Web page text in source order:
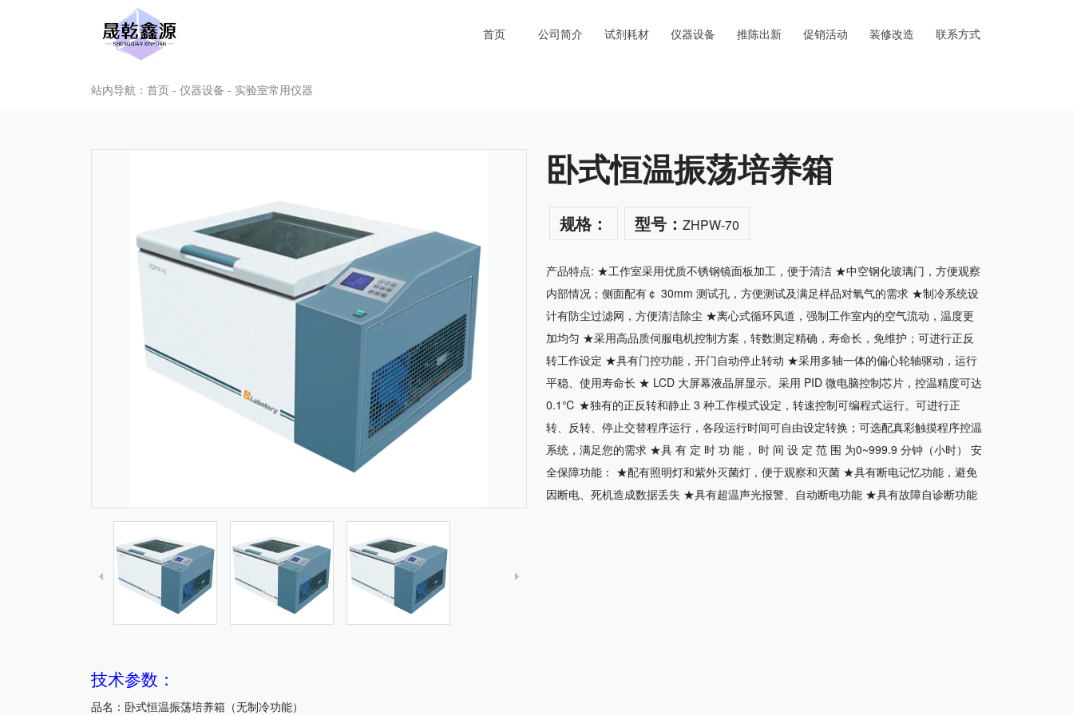
首页 公司简介 试剂耗材 仪器设备 推陈出新 促销活动 装修改造 联系方式
站内导航：首页 - 仪器设备 - 实验室常用仪器
卧式恒温振荡培养箱
规格： 型号： ZHPW-70
产品特点: ★工作室采用优质不锈钢镜面板加工，便于清洁 ★中空钢化玻璃门，方便观察
内部情况；侧面配有￠ 30mm 测试孔，方便测试及满足样品对氧气的需求 ★制冷系统设
计有防尘过滤网，方便清洁除尘 ★离心式循环风道，强制工作室内的空气流动，温度更
加均匀 ★采用高品质伺服电机控制方案，转数测定精确，寿命长，免维护；可进行正反
转工作设定 ★具有门控功能，开门自动停止转动 ★采用多轴一体的偏心轮轴驱动，运行
平稳、使用寿命长 ★ LCD 大屏幕液晶屏显示。采用 PID 微电脑控制芯片，控温精度可达
0.1℃ ★独有的正反转和静止 3 种工作模式设定，转速控制可编程式运行。可进行正
转、反转、停止交替程序运行，各段运行时间可自由设定转换；可选配真彩触摸程序控温
系统，满足您的需求 ★具 有 定 时 功 能， 时 间 设 定 范 围 为0~999.9 分钟（小时） 安
全保障功能： ★配有照明灯和紫外灭菌灯，便于观察和灭菌 ★具有断电记忆功能，避免
因断电、死机造成数据丢失 ★具有超温声光报警、自动断电功能 ★具有故障自诊断功能
技术参数：
品名： 卧式恒温振荡培养箱（无制冷功能）